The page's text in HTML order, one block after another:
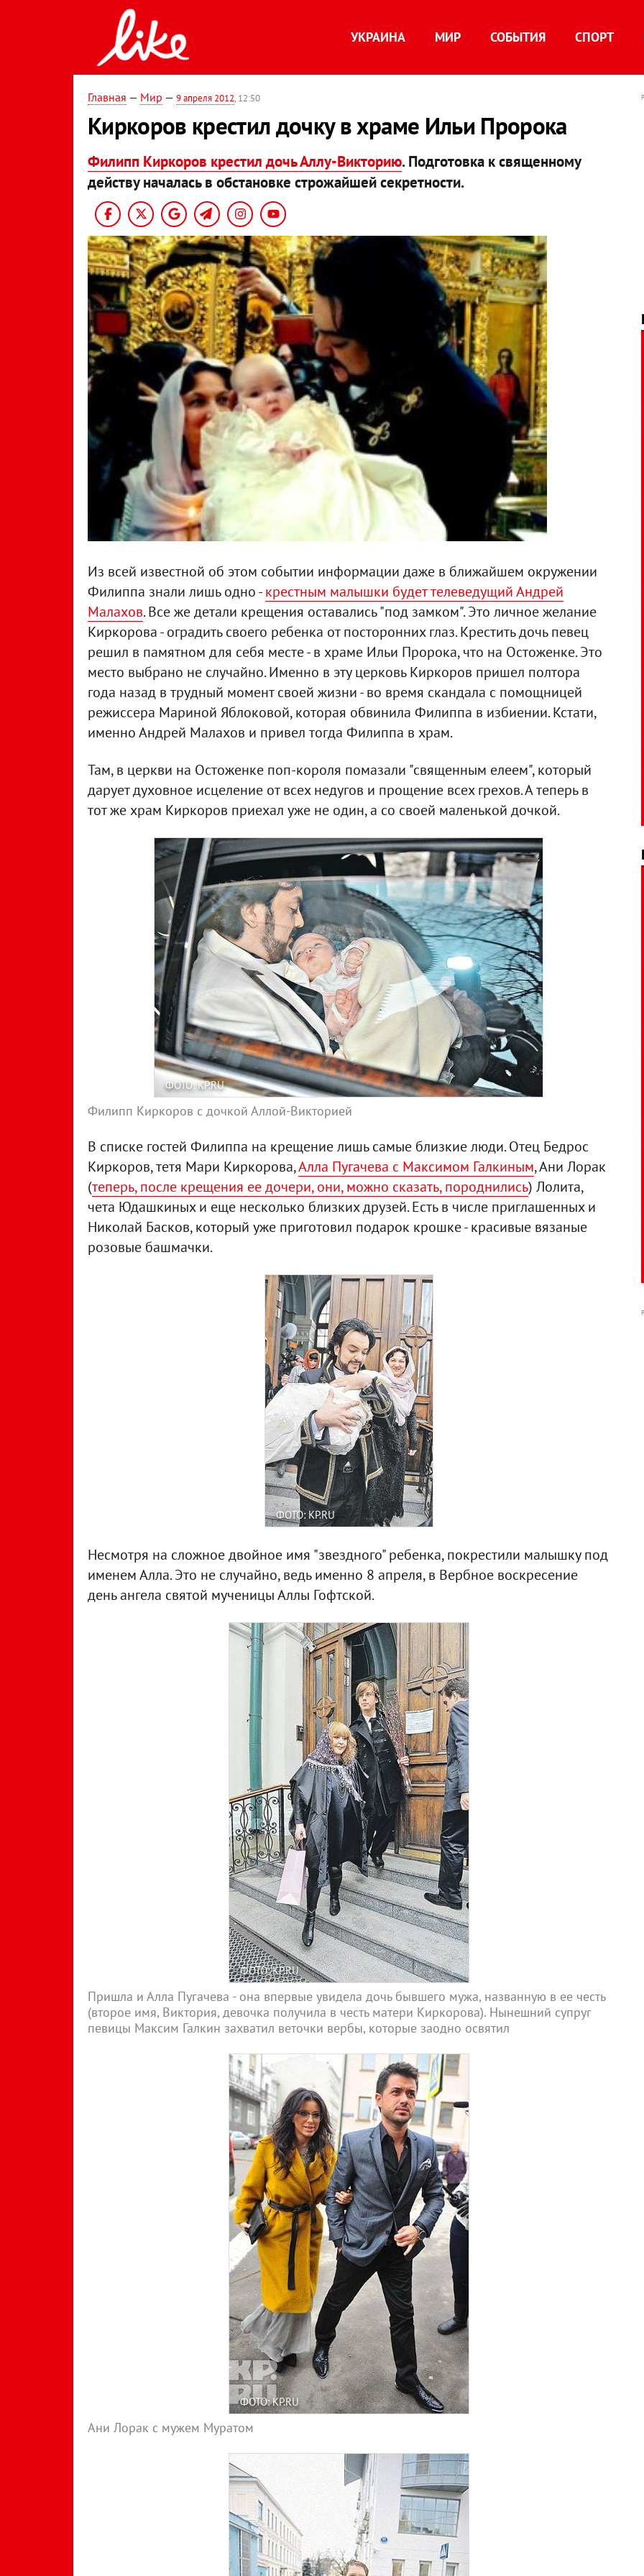
УКРАИНА МИР СОБЫТИЯ СПОРТ
Главная — Мир — 9 апреля 2012, 12:50
Киркоров крестил дочку в храме Ильи Пророка
Филипп Киркоров крестил дочь Аллу-Викторию. Подготовка к священному
действу началась в обстановке строжайшей секретности.
Из всей известной об этом событии информации даже в ближайшем окружении
Филиппа знали лишь одно -крестным малышки будет телеведущий Андрей
Малахов. Все же детали крещения оставались "под замком". Это личное желание
Киркорова - оградить своего ребенка от посторонних глаз. Крестить дочь певец
решил в памятном для себя месте - в храме Ильи Пророка, что на Остоженке. Это
место выбрано не случайно. Именно в эту церковь Киркоров пришел полтора
года назад в трудный момент своей жизни - во время скандала с помощницей
режиссера Мариной Яблоковой, которая обвинила Филиппа в избиении. Кстати,
именно Андрей Малахов и привел тогда Филиппа в храм.
Там, в церкви на Остоженке поп-короля помазали "священным елеем", который
дарует духовное исцеление от всех недугов и прощение всех грехов. А теперь в
тот же храм Киркоров приехал уже не один, а со своей маленькой дочкой.
ФОТО: KP.RU
Филипп Киркоров с дочкой Аллой-Викторией
В списке гостей Филиппа на крещение лишь самые близкие люди. Отец Бедрос
Киркоров, тетя Мари Киркорова,Алла Пугачева с Максимом Галкиным, Ани Лорак
(теперь, после крещения ее дочери, они, можно сказать, породнились) Лолита,
чета Юдашкиных и еще несколько близких друзей. Есть в числе приглашенных и
Николай Басков, который уже приготовил подарок крошке - красивые вязаные
розовые башмачки.
ФОТО: KP.RU
Несмотря на сложное двойное имя "звездного" ребенка, покрестили малышку под
именем Алла. Это не случайно, ведь именно 8 апреля, в Вербное воскресение
день ангела святой мученицы Аллы Гофтской.
ФОТО: KP.RU
Пришла и Алла Пугачева - она впервые увидела дочь бывшего мужа, названную в ее честь
(второе имя, Виктория, девочка получила в честь матери Киркорова). Нынешний супруг
певицы Максим Галкин захватил веточки вербы, которые заодно освятил
ФОТО: KP.RU
Ани Лорак с мужем Муратом